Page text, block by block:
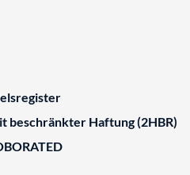
beschränkter Haftung (2HBR)